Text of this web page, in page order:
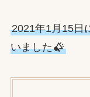
2021年1月15日
いました